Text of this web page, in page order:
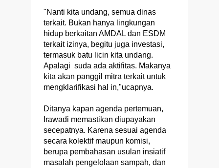
"Nanti kita undang, semua dinas
terkait. Bukan hanya lingkungan
hidup berkaitan AMDAL dan ESDM
terkait izinya, begitu juga investasi,
termasuk batu licin kita undang.
Apalagi suda ada aktifitas. Makanya
kita akan panggil mitra terkait untuk
mengklarifikasi hal in,"ucapnya.
Ditanya kapan agenda pertemuan,
Irawadi memastikan diupayakan
secepatnya. Karena sesuai agenda
secara kolektif maupun komisi,
berupa pembahasan usulan insiatif
masalah pengelolaan sampah, dan